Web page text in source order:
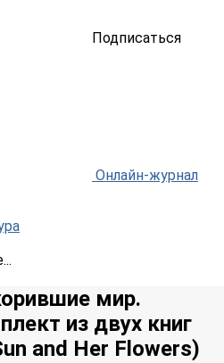
Подписаться
Онлайн-журнал
мир.
из двух книг
and Her Flowers)